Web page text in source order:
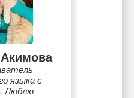
языка с
Люблю